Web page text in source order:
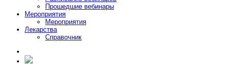
Прошедшие вебинары
Мероприятия
Мероприятия
Лекарства
Справочник